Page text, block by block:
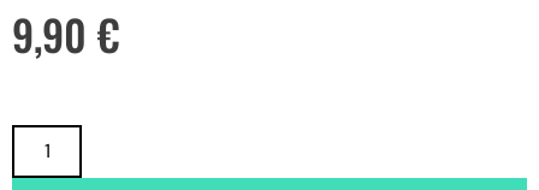
9,90 €